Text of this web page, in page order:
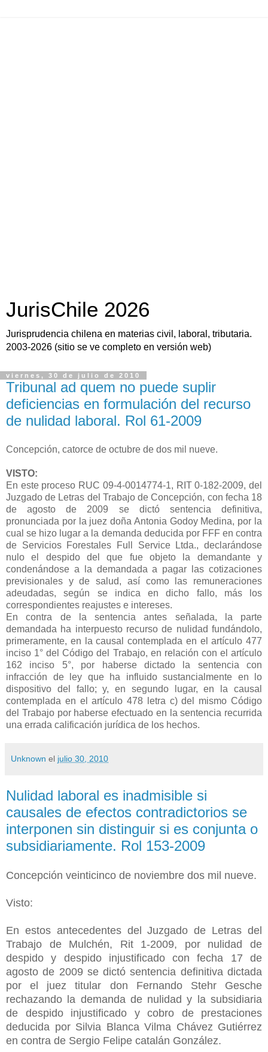
JurisChile 2026
Jurisprudencia chilena en materias civil, laboral, tributaria.
2003-2026 (sitio se ve completo en versión web)
viernes, 30 de julio de 2010
Tribunal ad quem no puede suplir
deficiencias en formulación del recurso
de nulidad laboral. Rol 61-2009
Concepción, catorce de octubre de dos mil nueve.
VISTO:
En este proceso RUC 09-4-0014774-1, RIT 0-182-2009, del
Juzgadode Letras del Trabajo de Concepción, con fecha 18
de agosto de 2009 se dictó sentencia definitiva,
pronunciada por la juez doña Antonia Godoy Medina, por la
cual se hizo lugar a la demanda deducida por FFF en contra
de Servicios Forestales Full Service Ltda., declarándose
nulo el despido del que fue objeto la demandante y
condenándose a la demandada a pagar las cotizaciones
previsionales y de salud, así como las remuneraciones
adeudadas,según se indica en dicho fallo, más los
correspondientes reajustes e intereses.
En contra de la sentencia antes señalada, la parte
demandada ha interpuesto recurso de nulidad fundándolo,
primeramente, en la causal contemplada en el artículo 477
inciso 1° del Código del Trabajo, en relación con el artículo
162 inciso 5°, por haberse dictado la sentencia con
infracción de ley que ha influido sustancialmente en lo
dispositivo del fallo; y, en segundo lugar, en la causal
contemplada en el artículo478 letra c) del mismo Código
del Trabajo por haberse efectuado en lasentencia recurrida
una errada calificación jurídica de los hechos.
Unknown el julio 30, 2010
Nulidad laboral es inadmisible si
causales de efectos contradictorios se
interponen sin distinguir si es conjunta o
subsidiariamente. Rol 153-2009
Concepción veinticinco de noviembre dos mil nueve.
Visto:
En estos antecedentes del Juzgado de Letras del
Trabajo de Mulchén, Rit 1-2009, por nulidad de
despido y despido injustificado con fecha 17 de
agosto de 2009 se dictó sentencia definitiva dictada
por el juez titular don Fernando Stehr Gesche
rechazando la demanda de nulidad y la subsidiaria
de despido injustificado y cobro de prestaciones
deducida por Silvia Blanca Vilma Chávez Gutiérrez
en contra de Sergio Felipe catalán González.